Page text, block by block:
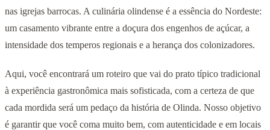
nas igrejas barrocas. A culinária olindense é a essência do Nordeste:
um casamento vibrante entre a doçura dos engenhos de açúcar, a
intensidade dos temperos regionais e a herança dos colonizadores.
Aqui, você encontrará um roteiro que vai do prato típico tradicional
à experiência gastronômica mais sofisticada, com a certeza de que
cada mordida será um pedaço da história de Olinda. Nosso objetivo
é garantir que você coma muito bem, com autenticidade e em locais